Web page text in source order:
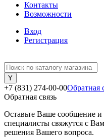
Контакты
Возможности
Вход
Регистрация
+7 (831) 274-00-00Обратная
Обратная связь
Оставьте Ваше сообщение
специалисты свяжутся с
решения Вашего вопроса.